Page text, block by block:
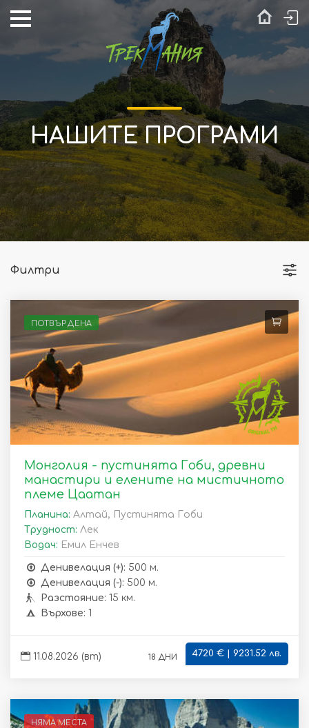
НАШИТЕ ПРОГРАМИ
Филтри
ПОТВЪРДЕНА
Монголия - пустинята Гоби, древни
манастири и елените на мистичното
племе Цаатан
Планина: Алтай, Пустинята Гоби
Трудност: Лек
Водач: Емил Енчев
Денивелация (+): 500 м.
Денивелация (-): 500 м.
Разстояние: 15 км.
Върхове: 1
11.08.2026 (вт) 18 дни 4720 € | 9231.52 лв.
НЯМА МЕСТА